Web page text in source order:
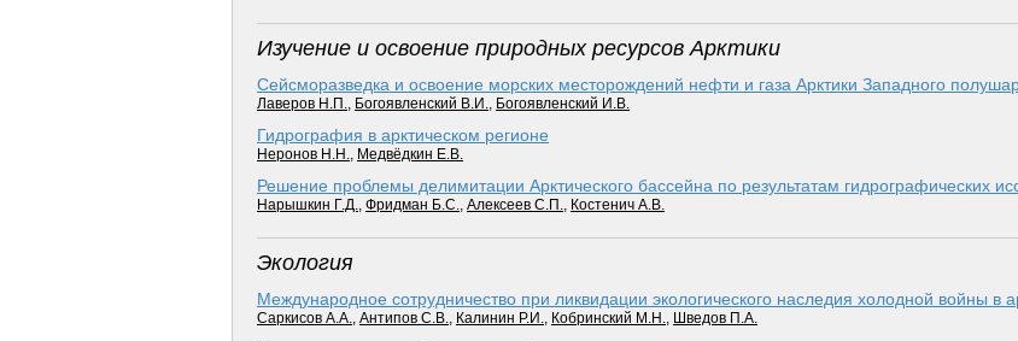
Изучение и освоение природных ресурсов Арктики
Сейсморазведка и освоение морских месторождений нефти и газа Арктики Западного
Лаверов Н.П., Богоявленский В.И., Богоявленский И.В.
Гидрография в арктическом регионе
Неронов Н.Н., Медвёдкин Е.В.
Решение проблемы делимитации Арктического бассейна по результатам гидрографических
Нарышкин Г.Д., Фридман Б.С., Алексеев С.П., Костенич А.В.
Экология
Международное сотрудничество при ликвидации экологического наследия холодной войны в
Саркисов А.А., Антипов С.В., Калинин Р.И., Кобринский М.Н., Шведов П.А.